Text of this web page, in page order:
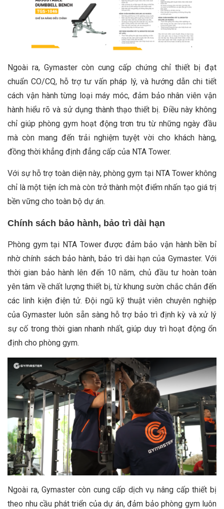
Ngoài ra, Gymaster còn cung cấp chứng chỉ thiết bị đạt
chuẩn CO/CQ, hỗ trợ tư vấn pháp lý, và hướng dẫn chi tiết
cách vận hành từng loại máy móc, đảm bảo nhân viên vận
hành hiểu rõ và sử dụng thành thạo thiết bị. Điều này không
chỉ giúp phòng gym hoạt động trơn tru từ những ngày đầu
mà còn mang đến trải nghiệm tuyệt vời cho khách hàng,
đồng thời khẳng định đẳng cấp của NTA Tower.
Với sự hỗ trợ toàn diện này, phòng gym tại NTA Tower không
chỉ là một tiện ích mà còn trở thành một điểm nhấn tạo giá trị
bền vững cho toàn bộ dự án.
Chính sách bảo hành, bảo trì dài hạn
Phòng gym tại NTA Tower được đảm bảo vận hành bền bỉ
nhờ chính sách bảo hành, bảo trì dài hạn của Gymaster. Với
thời gian bảo hành lên đến 10 năm, chủ đầu tư hoàn toàn
yên tâm về chất lượng thiết bị, từ khung sườn chắc chắn đến
các linh kiện điện tử. Đội ngũ kỹ thuật viên chuyên nghiệp
của Gymaster luôn sẵn sàng hỗ trợ bảo trì định kỳ và xử lý
sự cố trong thời gian nhanh nhất, giúp duy trì hoạt động ổn
định cho phòng gym.
Ngoài ra, Gymaster còn cung cấp dịch vụ nâng cấp thiết bị
theo nhu cầu phát triển của dự án, đảm bảo phòng gym luôn